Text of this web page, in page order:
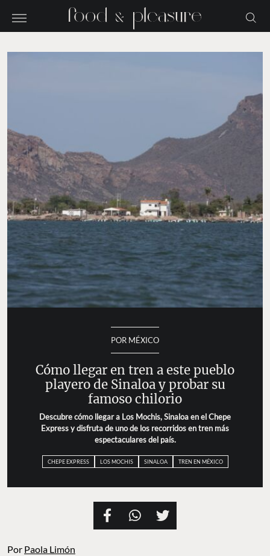
POR MÉXICO
Cómo llegar en tren a este pueblo
playero de Sinaloa y probar su
famoso chilorio
Descubre cómo llegar a Los Mochis, Sinaloa en el Chepe
Express y disfruta de uno de los recorridos en tren más
espectaculares del país.
CHEPE EXPRESS LOS MOCHIS SINALOA TREN EN MÉXICO
Por Paola Limón